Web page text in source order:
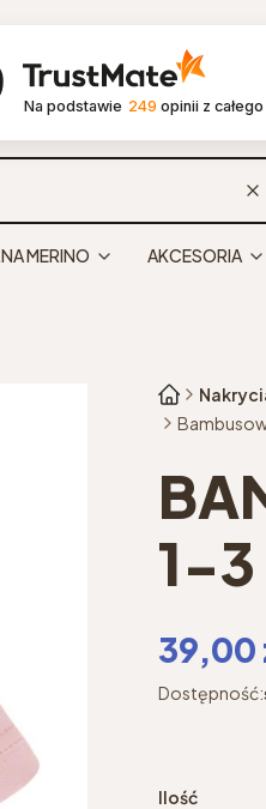
Na podstawie 249 opinii z
MERINO AKCESORIA
1-3
Cena
39,00
Dostępność:
Ilość